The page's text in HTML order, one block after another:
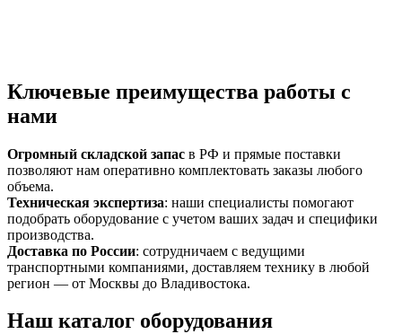
Ключевые преимущества работы с
нами
Огромный складской запас в РФ и прямые поставки
позволяют нам оперативно комплектовать заказы любого
объема.
Техническая экспертиза: наши специалисты помогают
подобрать оборудование с учетом ваших задач и специфики
производства.
Доставка по России: сотрудничаем с ведущими
транспортными компаниями, доставляем технику в любой
регион — от Москвы до Владивостока.
Наш каталог оборудования